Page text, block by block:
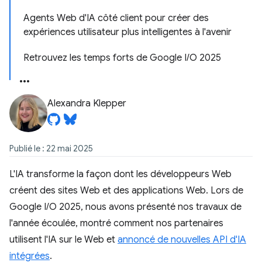
Agents Web d'IA côté client pour créer des
expériences utilisateur plus intelligentes à l'avenir
Retrouvez les temps forts de Google I/O 2025
Alexandra Klepper
Publié le : 22 mai 2025
L'IA transforme la façon dont les développeurs Web
créent des sites Web et des applications Web. Lors de
Google I/O 2025, nous avons présenté nos travaux de
l'année écoulée, montré comment nos partenaires
utilisent l'IA sur le Web et annoncé de nouvelles API d'IA
intégrées.